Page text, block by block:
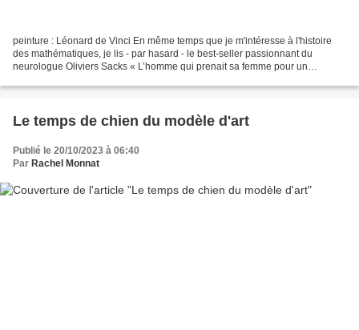
peinture : Léonard de Vinci En même temps que je m'intéresse à l'histoire
des mathématiques, je lis - par hasard - le best-seller passionnant du
neurologue Oliviers Sacks « L’homme qui prenait sa femme pour un
Le temps de chien du modèle d'art
Publié le 20/10/2023 à 06:40
Par Rachel Monnat